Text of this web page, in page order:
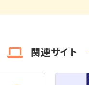
関連サイト